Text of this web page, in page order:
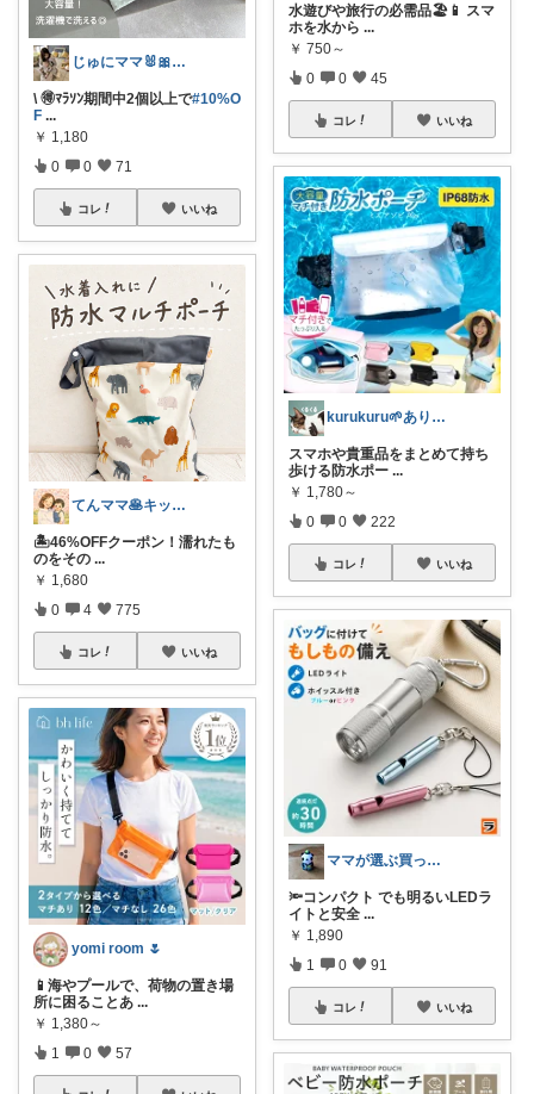
じゅにママ🐰🎀2yboyワーママ
\ 🉐ﾏﾗｿﾝ期間中2個以上で#10%O
F ...
￥ 1,180
0 0 71
コレ いいね
てんママ🥞キッチン雑貨と育児グッズ
🏝️46%OFFクーポン！濡れたも
のをその ...
￥ 1,680
0 4 775
コレ いいね
yomi room 🌷
📱海やプールで、荷物の置き場
所に困ることあ ...
￥ 1,380～
1 0 57
水遊びや旅行の必需品🏖️📱 スマ
ホを水から ...
￥ 750～
0 0 45
コレ いいね
kurukuru🌱ありがとうございます
スマホや貴重品をまとめて持ち
歩ける防水ポー ...
￥ 1,780～
0 0 222
コレ いいね
ママが選ぶ買ってよかった🌸育児🌸防災
🔦コンパクト でも明るいLEDラ
イトと安全 ...
￥ 1,890
1 0 91
コレ いいね